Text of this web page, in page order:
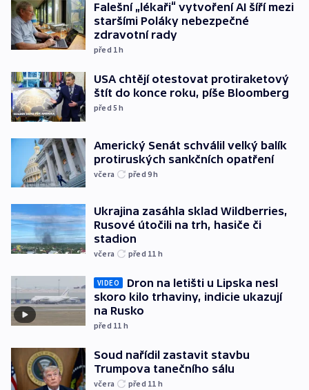
Falešní „lékaři“ vytvoření AI šíří mezi
staršími Poláky nebezpečné
zdravotní rady
před 1h
USA chtějí otestovat protiraketový
štít do konce roku, píše Bloomberg
před 5h
Americký Senát schválil velký balík
protiruských sankčních opatření
včera před 9h
Ukrajina zasáhla sklad Wildberries,
Rusové útočili na trh, hasiče či
stadion
včera před 11 h
VIDEO
Dron na letišti u Lipska nesl
skoro kilo trhaviny, indicie ukazují
na Rusko
před 11 h
Soud nařídil zastavit stavbu
Trumpova tanečního sálu
včera před 11 h